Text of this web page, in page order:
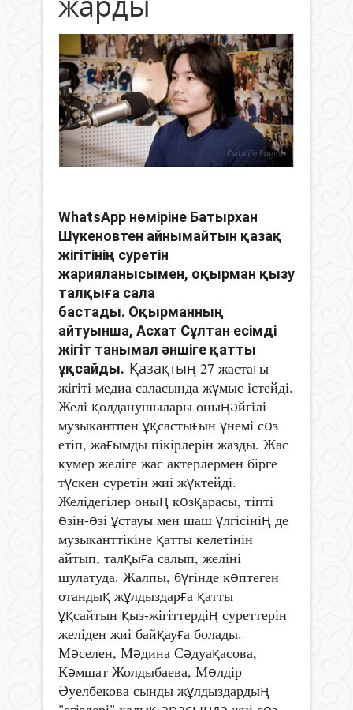
WhatsApp нөміріне Батырхан
Шүкеновтен айнымайтын қазақ
жігітінің суретін
жарияланысымен, оқырман қызу
талқыға сала
бастады. Оқырманның
айтуынша, Асхат Сұлтан есімді
жігіт танымал әншіге қатты
ұқсайды. Қазақтың 27 жастағы
жігіті медиа саласында жұмыс істейді.
Желі қолданушылары оныңәйгілі
музыкантпен ұқсастығын үнемі сөз
етіп, жағымды пікірлерін жазды. Жас
кумер желіге жас актерлермен бірге
түскен суретін жиі жүктейді.
Желідегілер оның көзқарасы, тіпті
өзін-өзі ұстауы мен шаш үлгісінің де
музыканттікіне қатты келетінін
айтып, талқыға салып, желіні
шулатуда. Жалпы, бүгінде көптеген
отандық жұлдыздарға қатты
ұқсайтын қыз-жігіттердің суреттерін
желіден жиі байқауға болады.
Мәселен, Мәдина Сәдуақасова,
Кәмшат Жолдыбаева, Мөлдір
Әуелбекова сынды жұлдыздардың